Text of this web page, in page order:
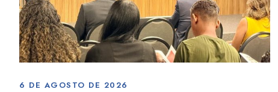
6 DE AGOSTO DE 2026